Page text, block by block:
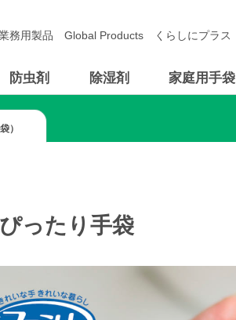
防虫剤 除湿剤 家庭用手袋
務用製品 Global Products くらしにプラス
）
ったり手袋